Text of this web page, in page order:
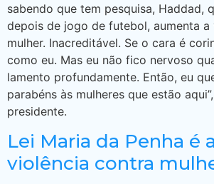
sabendo que tem pesquisa, Haddad,
depois de jogo de futebol, aumenta
mulher. Inacreditável. Se o cara é
como eu. Mas eu não fico nervoso
lamento profundamente. Então, eu
parabéns às mulheres que estão
presidente.
Lei Maria da Penha é
violência contra